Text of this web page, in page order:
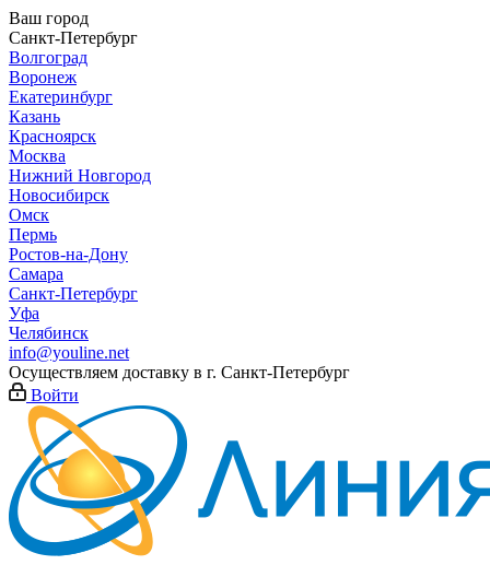
Ваш город
Санкт-Петербург
Волгоград
Воронеж
Екатеринбург
Казань
Красноярск
Москва
Нижний Новгород
Новосибирск
Омск
Пермь
Ростов-на-Дону
Самара
Санкт-Петербург
Уфа
Челябинск
info@youline.net
Осуществляем доставку в г. Санкт-Петербург
Войти